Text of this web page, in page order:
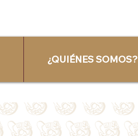
¿QUIÉNES SOMOS?